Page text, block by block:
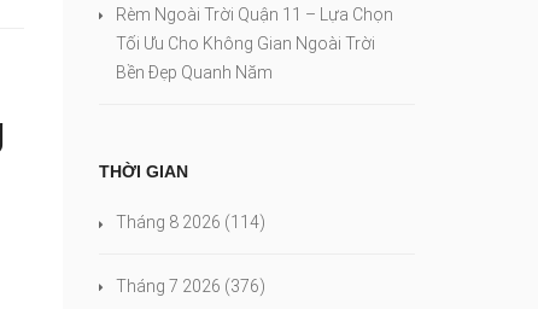
Rèm Ngoài Trời Quận 11 – Lựa Chọn
Tối Ưu Cho Không Gian Ngoài Trời
Bền Đẹp Quanh Năm
THỜI GIAN
Tháng 8 2026 (114)
Tháng 7 2026 (376)